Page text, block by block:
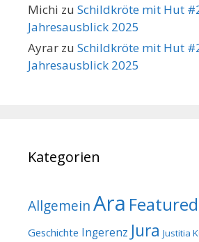
Michi zu Schildkröte mit Hut
Jahresausblick 2025
Ayrar zu Schildkröte mit Hut
Jahresausblick 2025
Kategorien
AllgemeinAra Featured
Geschichte Ingerenz Jura Justitia